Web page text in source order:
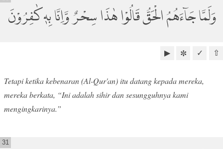
وَلَمَّا جَاۤءَهُمُ الْحَقُّ قَالُوْا هٰذَا سِحْرٌ وَّاِنَّا بِهٖ كٰفِرُوْنَ
⇧
✓
✼
▶
Tetapi ketika kebenaran (Al-Qur'an) itu datang kepada mereka,
mereka berkata, “Ini adalah sihir dan sesungguhnya kami
mengingkarinya.”
31